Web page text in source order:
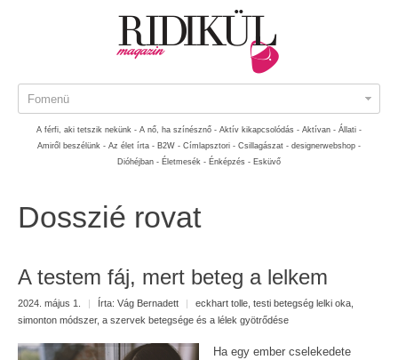
Fomenü
A férfi, aki tetszik nekünk - A nő, ha színésznő - Aktív kikapcsolódás - Aktívan - Állati -
Amiről beszélünk - Az élet írta - B2W - Címlapsztori - Csillagászat - designerwebshop -
Dióhéjban - Életmesék - Énképzés - Esküvő
Dosszié rovat
A testem fáj, mert beteg a lelkem
2024. május 1. | Írta: Vág Bernadett | eckhart tolle testi betegség lelki oka
simonton módszer, a szervek betegsége és a lélek gyötrődése
Ha egy ember cselekedete